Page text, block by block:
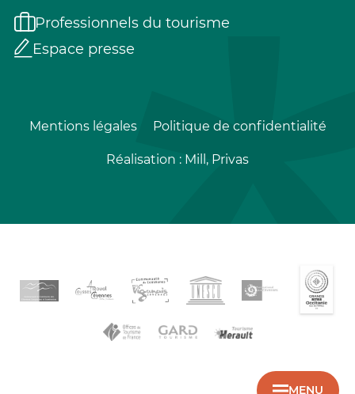
MENU
Professionnels du tourisme
Espace presse
Mentions légales Politique de confidentialité
Réalisation : Mill, Privas